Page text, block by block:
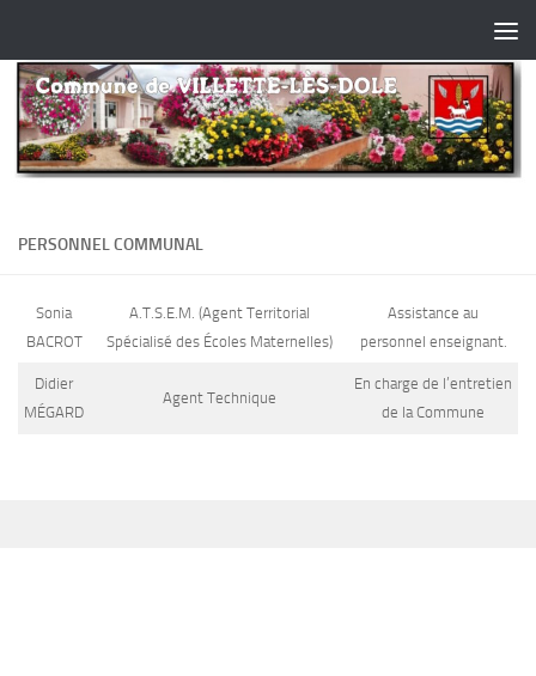
PERSONNEL COMMUNAL
Sonia
BACROT
A.T.S.E.M. (Agent Territorial
Spécialisé des Écoles Maternelles)
Assistance au
personnel enseignant.
Didier
MÉGARD
Agent Technique
En charge de l’entretien
de la Commune